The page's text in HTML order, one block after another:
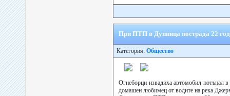
При ПТП в Дупница пострада 22
Категория: Общество
Огнеборци извадиха автомобил потънал
домашен любимец от водите на река